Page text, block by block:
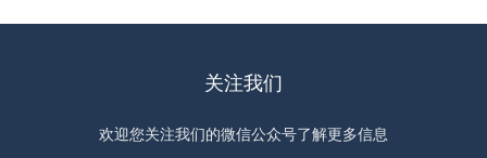
关注我们
欢迎您关注我们的微信公众号了解更多信息